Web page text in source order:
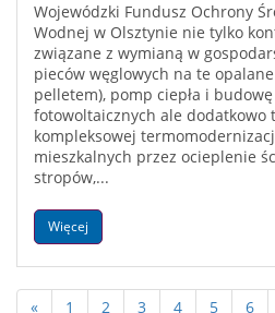
Wojewódzki Fundusz Ochrony
Wodnej w Olsztynie nie tylko
związane z wymianą w
pieców węglowych na te
pelletem), pomp ciepła i
fotowoltaicznych ale dodatkowo
kompleksowej
mieszkalnych przez ocieplenie
stropów,...
Więcej
« 1 2 3 4 5 6